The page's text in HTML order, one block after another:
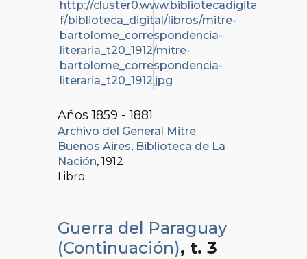
Años 1859 - 1881
Archivo del General Mitre
Buenos Aires, Biblioteca de La
Nación, 1912
Libro
Guerra del Paraguay
(Continuación), t. 3